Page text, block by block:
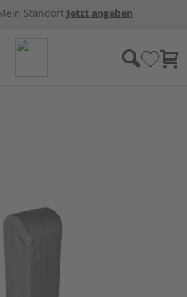
Standort:Jetzt angeben